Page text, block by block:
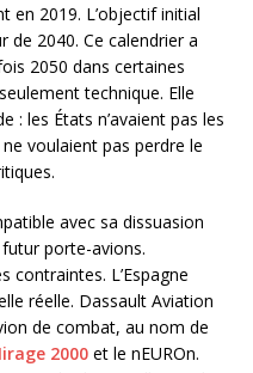
en 2019. L’objectif initial
de 2040. Ce calendrier a
2050 dans certaines
technique. Elle
: les États n’avaient pas les
voulaient pas perdre le
avec sa dissuasion
porte-avions.
contraintes. L’Espagne
réelle. Dassault Aviation
de combat, au nom de
2000 et le nEUROn.